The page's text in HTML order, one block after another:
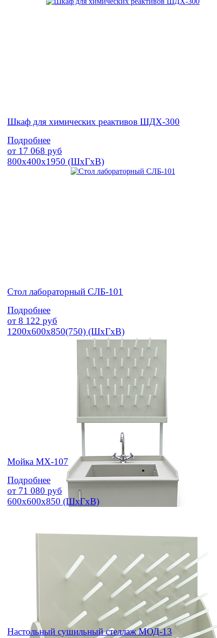
Шкаф для химических реактивов ШДХ-300
Подробнее
от 17 068 руб
800х400х1950 (ШхГхВ)
Стол лабораторный СЛБ-101
Подробнее
от 8 122 руб
1200х600х850(750) (ШхГхВ)
Мойка МХ-107
Подробнее
от 71 080 руб
600х600х850 (ШхГхВ)
Настольный сушильный стеллаж МОД-13